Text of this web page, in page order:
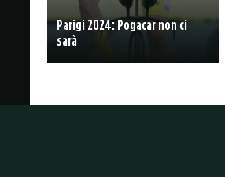
Parigi 2024: Pogacar non ci
sarà